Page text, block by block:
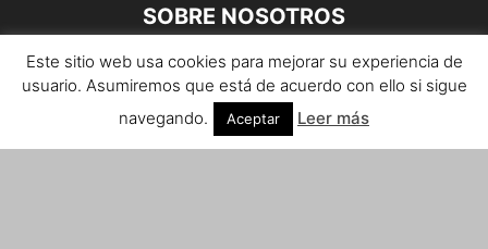
SOBRE NOSOTROS
Teléfono de contacto: 959 807 059
¡Anúnciate!
Este sitio web usa cookies para mejorar su experiencia de
usuario. Asumiremos que está de acuerdo con ello si sigue
navegando.
Aceptar Leer más